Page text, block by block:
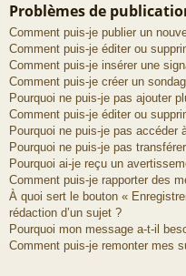
Problèmes de
Comment puis-je publier un
Comment puis-je éditer ou
Comment puis-je insérer une
Comment puis-je créer un
Pourquoi ne puis-je pas ajouter
Comment puis-je éditer ou
Pourquoi ne puis-je pas accéder
Pourquoi ne puis-je pas
Pourquoi ai-je reçu un
Comment puis-je rapporter des
À quoi sert le bouton «
rédaction d’un sujet ?
Pourquoi mon message a-t-il
Comment puis-je remonter mes